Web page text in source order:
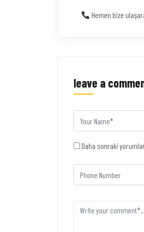
Hemen bize
leave a
Daha sonraki